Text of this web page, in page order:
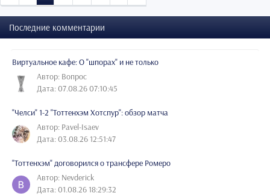
Последние комментарии
Виртуальное кафе: О "шпорах" и не только
Автор: Вопрос
Дата: 07.08.26 07:10:45
"Челси" 1-2 "Тоттенхэм Хотспур": обзор матча
Автор: Pavel-Isaev
Дата: 03.08.26 12:51:47
"Тоттенхэм" договорился о трансфере Ромеро
Автор: Nevderick
Дата: 01.08.26 18:29:32